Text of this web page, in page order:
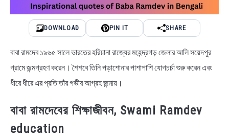
DOWNLOAD PIN IT SHARE
বাবা রামদেব ১৯৬৫ সালে ভারতের হরিয়ানা রাজ্যের মহেন্দ্রগড় জেলার আলি সয়েদপুর
গ্রামে জন্মগ্রহণ করেন। শৈশবে তিনি পড়াশোনার পাশাপাশি যোগচর্চা শুরু করেন এবং
ধীরে ধীরে এর প্রতি তাঁর গভীর আগ্রহ জন্মায়।
বাবা রামদেবের শিক্ষাজীবন, Swami Ramdev
education